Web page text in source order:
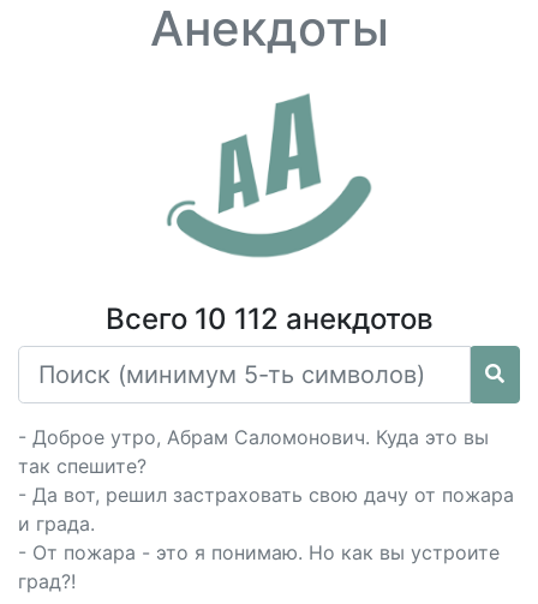
Анекдоты
Всего 10 112 анекдотов
- Доброе утро, Абрам Саломонович. Куда это вы
так спешите?
- Да вот, решил застраховать свою дачу от пожара
и града.
- От пожара - это я понимаю. Но как вы устроите
град?!